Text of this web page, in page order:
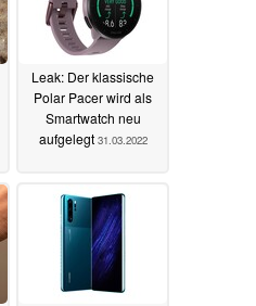
Leak: Der klassische
Polar Pacer wird als
Smartwatch neu
aufgelegt 31.03.2022